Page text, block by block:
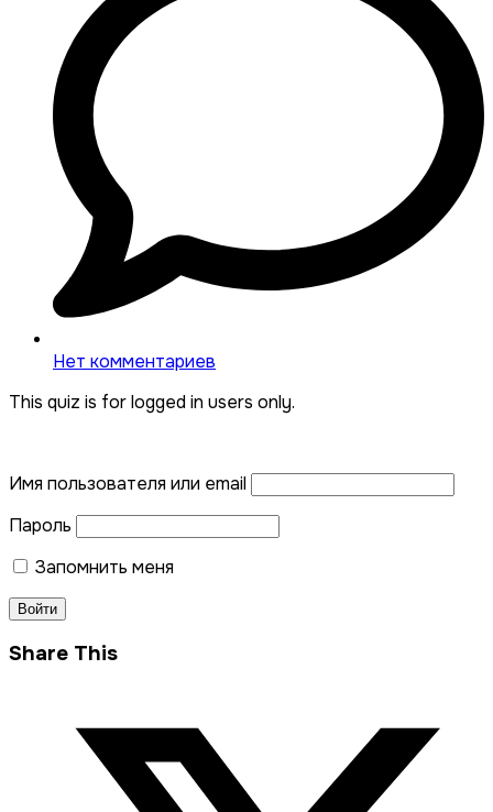
Нет комментариев
This quiz is for logged in users only.
Имя пользователя или email
Пароль
Запомнить меня
Share This